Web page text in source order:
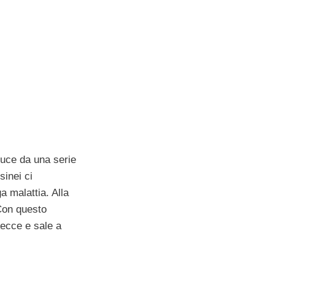
da una serie
ci
malattia. Alla
questo
e sale a